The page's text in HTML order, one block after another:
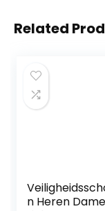
Related
n Heren